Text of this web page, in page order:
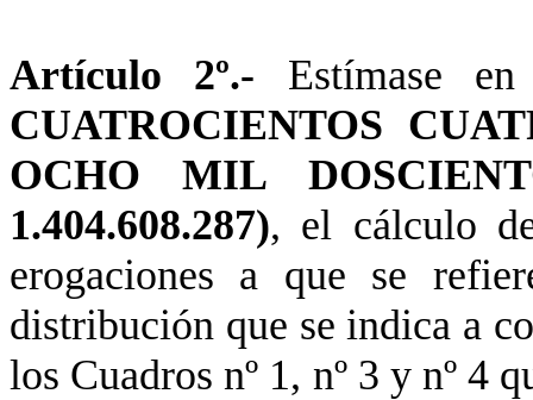
Artículo 2º.- Estímase
CUATROCIENTOS
OCHO MIL
1.404.608.287), el cálculo
erogaciones a que se
distribución que se indica a
los Cuadros nº 1, nº 3 y nº 4